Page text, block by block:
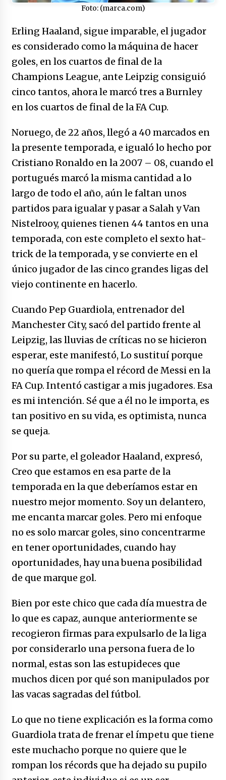
de pertenencia
15/01/2026
Falcao regresa con el rabo entre las patas
07/01/2026
Captura de Maduro, donde manda capitán,
no manda marinero.
Otro regalo navideño de Petrosky, al caído
caerle
31/12/2025
de servicios a honorables zánganos
31/12/2025
pueblo colombiano
31/12/2025
Colombia 2025
Foto: (marca.com)
Erling Haaland, sigue imparable, el jugador
es considerado como la máquina de hacer
goles, en los cuartos de final de la
Champions League, ante Leipzig consiguió
cinco tantos, ahora le marcó tres a Burnley
en los cuartos de final de la FA Cup.
Noruego, de 22 años, llegó a 40 marcados en
la presente temporada, e igualó lo hecho por
Cristiano Ronaldo en la 2007 – 08, cuando el
portugués marcó la misma cantidad a lo
largo de todo el año, aún le faltan unos
partidos para igualar y pasar a Salah y Van
Nistelrooy, quienes tienen 44 tantos en una
temporada, con este completo el sexto hat-
trick de la temporada, y se convierte en el
único jugador de las cinco grandes ligas del
viejo continente en hacerlo.
Cuando Pep Guardiola, entrenador del
Manchester City, sacó del partido frente al
Leipzig, las lluvias de críticas no se hicieron
esperar, este manifestó, Lo sustituí porque
no quería que rompa el récord de Messi en la
FA Cup. Intentó castigar a mis jugadores. Esa
es mi intención. Sé que a él no le importa, es
tan positivo en su vida, es optimista, nunca
se queja.
Por su parte, el goleador Haaland, expresó,
Creo que estamos en esa parte de la
temporada en la que deberíamos estar en
nuestro mejor momento. Soy un delantero,
me encanta marcar goles. Pero mi enfoque
no es solo marcar goles, sino concentrarme
en tener oportunidades, cuando hay
oportunidades, hay una buena posibilidad
de que marque gol.
Bien por este chico que cada día muestra de
lo que es capaz, aunque anteriormente se
recogieron firmas para expulsarlo de la liga
por considerarlo una persona fuera de lo
normal, estas son las estupideces que
muchos dicen por qué son manipulados por
las vacas sagradas del fútbol.
Lo que no tiene explicación es la forma como
Guardiola trata de frenar el ímpetu que tiene
este muchacho porque no quiere que le
rompan los récords que ha dejado su pupilo